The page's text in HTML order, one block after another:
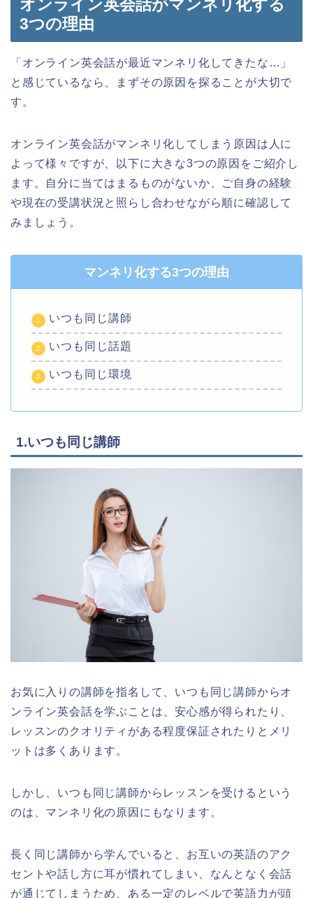
オンライン英会話がマンネリ化する
3つの理由
「オンライン英会話が最近マンネリ化してきたな…」
と感じているなら、まずその原因を探ることが大切で
す。
オンライン英会話がマンネリ化してしまう原因は人に
よって様々ですが、以下に大きな3つの原因をご紹介し
ます。自分に当てはまるものがないか、ご自身の経験
や現在の受講状況と照らし合わせながら順に確認して
みましょう。
マンネリ化する3つの理由
いつも同じ講師
いつも同じ話題
いつも同じ環境
1.いつも同じ講師
お気に入りの講師を指名して、いつも同じ講師からオ
ンライン英会話を学ぶことは、安心感が得られたり、
レッスンのクオリティがある程度保証されたりとメリ
ットは多くあります。
しかし、いつも同じ講師からレッスンを受けるという
のは、マンネリ化の原因にもなります。
長く同じ講師から学んでいると、お互いの英語のアク
セントや話し方に耳が慣れてしまい、なんとなく会話
が通じてしまうため、ある一定のレベルで英語力が頭